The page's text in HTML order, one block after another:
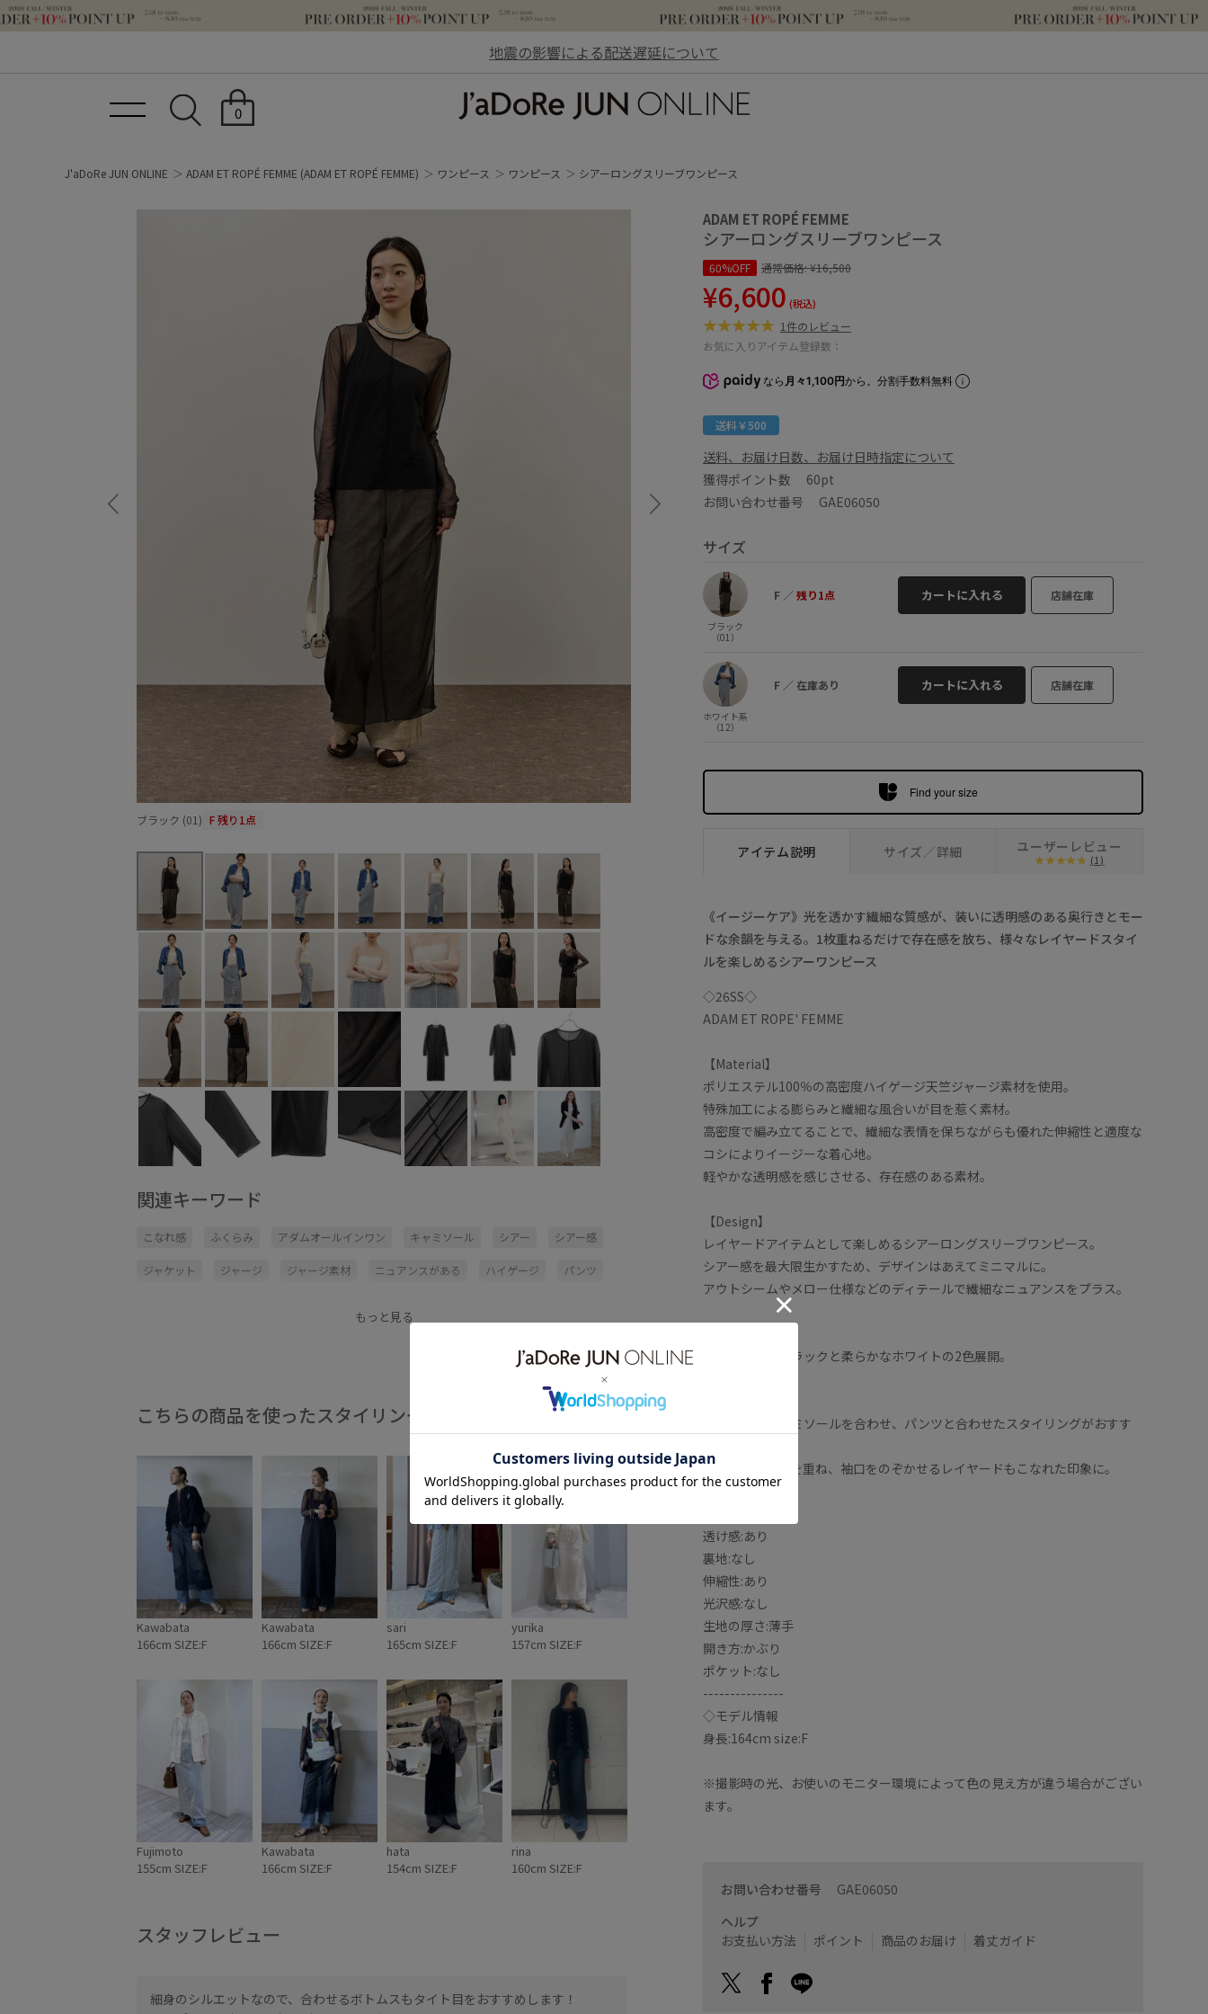
地震の影響による配送遅延について
0
J'aDoRe JUN ONLINE ADAM ET ROPÉ FEMME (ADAM ET ROPÉ FEMME) ワンピース ワンピース シアーロングスリーブワンピース
ブラック (01) F残り1点 ホワイト系 (12) F○
関連キーワード
こなれ感 ふくらみ アダムオールインワン キャミソール シアー シアー感
ジャケット ジャージ ジャージ素材 ニュアンスがある ハイゲージ パンツ
もっと見る
こちらの商品を使ったスタイリング
Kawabata
166cm SIZE:F
Kawabata
166cm SIZE:F
sari
165cm SIZE:F
yurika
157cm SIZE:F
Fujimoto
155cm SIZE:F
Kawabata
166cm SIZE:F
hata
154cm SIZE:F
rina
160cm SIZE:F
スタッフレビュー
細身のシルエットなので、合わせるボトムスもタイト目をおすすめします！
シアー素材では珍しいワンピースなのでトップス、ボトムス両方でレイヤードを楽
ADAM ET ROPÉ FEMME
シアーロングスリーブワンピース
60%OFF 通常価格:¥16,500
¥6,600 (税込)
1件のレビュー
お気に入りアイテム登録数：
なら 月々1,100円から。分割手数料無料
送料￥500
送料、お届け日数、お届け日時指定について
獲得ポイント数 60pt
お問い合わせ番号 GAE06050
サイズ
ブラック
（01）
F ／残り1点 カートに入れる 店舗在庫
ホワイト系
（12）
F ／ 在庫あり カートに入れる 店舗在庫
Find your size
アイテム説明 サイズ／詳細 ユーザーレビュー
(1)
《イージーケア》光を透かす繊細な質感が、装いに透明感のある奥行きとモー
ドな余韻を与える。1枚重ねるだけで存在感を放ち、様々なレイヤードスタイ
ルを楽しめるシアーワンピース
◇26SS◇
ADAM ET ROPE' FEMME
【Material】
ポリエステル100％の高密度ハイゲージ天竺ジャージ素材を使用。
特殊加工による膨らみと繊細な風合いが目を惹く素材。
高密度で編み立てることで、繊細な表情を保ちながらも優れた伸縮性と適度な
コシによりイージーな着心地。
軽やかな透明感を感じさせる、存在感のある素材。
【Design】
レイヤードアイテムとして楽しめるシアーロングスリーブワンピース。
シアー感を最大限生かすため、デザインはあえてミニマルに。
アウトシームやメロー仕様などのディテールで繊細なニュアンスをプラス。
ベーシックなブラックと柔らかなホワイトの2色展開。
インナーにキャミソールを合わせ、パンツと合わせたスタイリングがおすす
ジャケットなどを重ね、袖口をのぞかせるレイヤードもこなれた印象に。
透け感:あり
裏地:なし
伸縮性:あり
光沢感:なし
生地の厚さ:薄手
開き方:かぶり
ポケット:なし
---------------
◇モデル情報
身長:164cm size:F
※撮影時の光、お使いのモニター環境によって色の見え方が違う場合がござい
ます。
お問い合わせ番号 GAE06050
ヘルプ
お支払い方法
ポイント 商品のお届け 着丈ガイド